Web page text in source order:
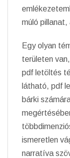
múló
Egy olyan
területen
pdf letöltés
látható, pdf
bárki
ismeretlen
narratíva